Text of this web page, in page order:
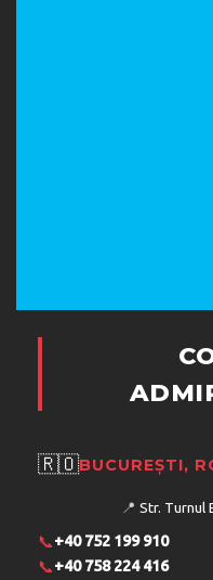
🇷🇴BUCUREȘTI,
📍 Str. Turnul
📞+40 752 199 910
📞+40 758 224 416